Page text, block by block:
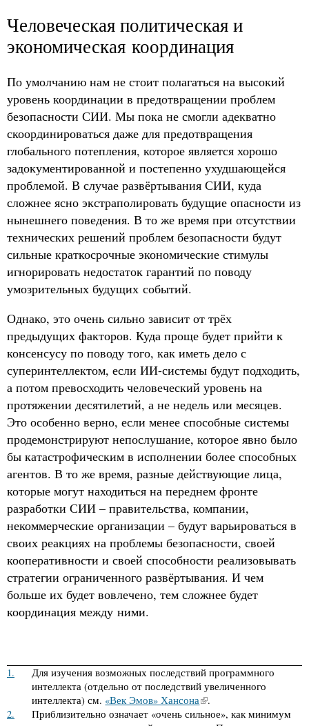
Человеческая политическая и
экономическая координация
По умолчанию нам не стоит полагаться на высокий
уровень координации в предотвращении проблем
безопасности СИИ. Мы пока не смогли адекватно
скоординироваться даже для предотвращения
глобального потепления, которое является хорошо
задокументированной и постепенно ухудшающейся
проблемой. В случае развёртывания СИИ, куда
сложнее ясно экстраполировать будущие опасности из
нынешнего поведения. В то же время при отсутствии
технических решений проблем безопасности будут
сильные краткосрочные экономические стимулы
игнорировать недостаток гарантий по поводу
умозрительных будущих событий.
Однако, это очень сильно зависит от трёх
предыдущих факторов. Куда проще будет прийти к
консенсусу по поводу того, как иметь дело с
суперинтеллектом, если ИИ-системы будут подходить,
а потом превосходить человеческий уровень на
протяжении десятилетий, а не недель или месяцев.
Это особенно верно, если менее способные системы
продемонстрируют непослушание, которое явно было
бы катастрофическим в исполнении более способных
агентов. В то же время, разные действующие лица,
которые могут находиться на переднем фронте
разработки СИИ – правительства, компании,
некоммерческие организации – будут варьироваться в
своих реакциях на проблемы безопасности, своей
кооперативности и своей способности реализовывать
стратегии ограниченного развёртывания. И чем
больше их будет вовлечено, тем сложнее будет
координация между ними.
1.
Для изучения возможных последствий программного
интеллекта (отдельно от последствий увеличенного
интеллекта) см. «Век Эмов» Хансона
.
2.
Приблизительно означает «очень сильное», как минимум